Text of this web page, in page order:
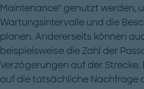
Maintenance" genutzt werden,
Wartungsintervalle und die
planen. Andererseits können
beispielsweise die Zahl der
Verzögerungen auf der
auf die tatsächliche Nachfrage